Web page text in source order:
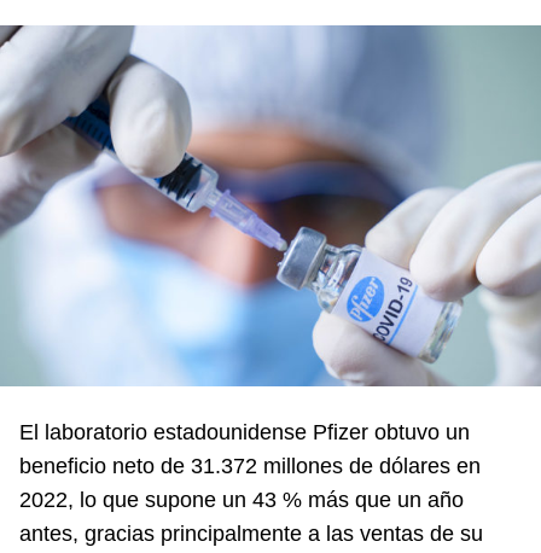
El laboratorio estadounidense Pfizer obtuvo un
beneficio neto de 31.372 millones de dólares en
2022, lo que supone un 43 % más que un año
antes, gracias principalmente a las ventas de su